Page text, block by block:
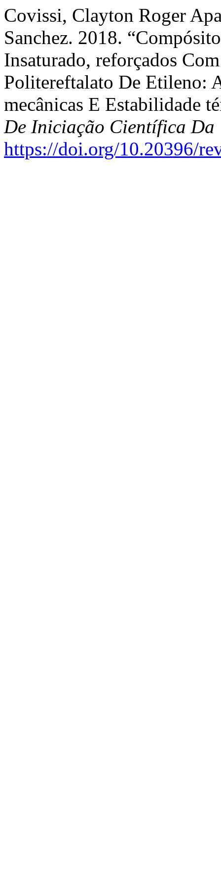
Covissi, Clayton Roger
Sanchez. 2018.
Insaturado, reforçados
Politereftalato De Etileno:
mecânicas E Estabilidade
De Iniciação Científica Da
https://doi.org/10.20396/